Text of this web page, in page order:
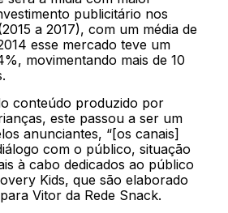
publicitário nos
a 2017), com um média de
esse mercado teve um
movimentando mais de 10
conteúdo produzido por
este passou a ser um
anunciantes, “[os canais]
com o público, situação
à cabo dedicados ao público
Kids, que são elaborado
Vitor da Rede Snack.